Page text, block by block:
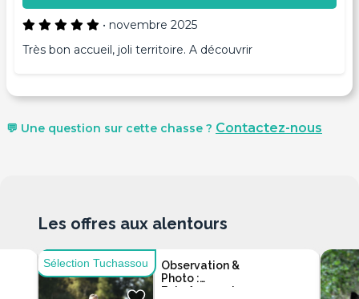
• novembre 2025
Très bon accueil, joli territoire. A découvrir
💬 Une question sur cette chasse ? Contactez-nous
Sélection Tuchassou
Observation &
Photo :
Entraînement
Les offres aux alentours